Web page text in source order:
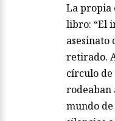
La propia
libro: “El
asesinato
retirado.
círculo de
rodeaban
mundo